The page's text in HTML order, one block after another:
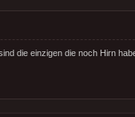
die einzigen die noch Hirn